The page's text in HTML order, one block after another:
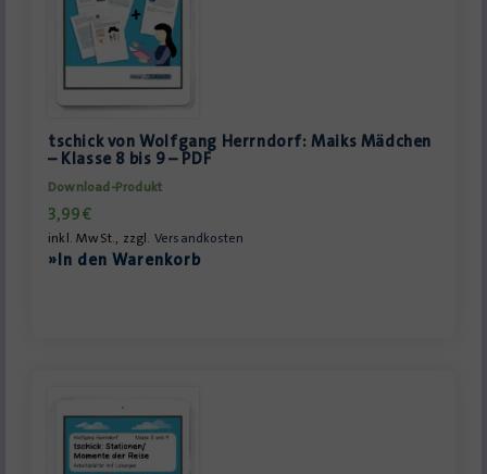
tschick von Wolfgang Herrndorf: Maiks Mädchen
– Klasse 8 bis 9 – PDF
Download-Produkt
3,99€
inkl. MwSt., zzgl. Versandkosten
»In den Warenkorb